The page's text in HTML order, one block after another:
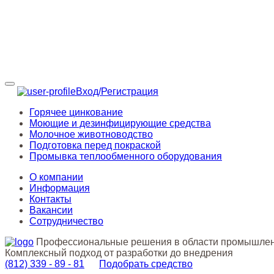
Вход/Регистрация
Горячее цинкование
Моющие и дезинфицирующие средства
Молочное животноводство
Подготовка перед покраской
Промывка теплообменного оборудования
О компании
Информация
Контакты
Вакансии
Сотрудничество
Профессиональные решения в области
Комплексный подход от разработки до внедрения
(812) 339 - 89 - 81 Подобрать средство